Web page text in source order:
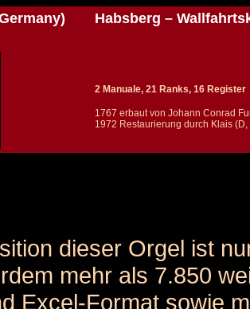
Habsberg –
2 Manuale, 21 Ranks, 16 Register
1767 erbaut von Johann Conrad
1972 Restaurierung durch Klais (D,
dieser Orgel ist
mehr als 7.850
Excel-Format sowie